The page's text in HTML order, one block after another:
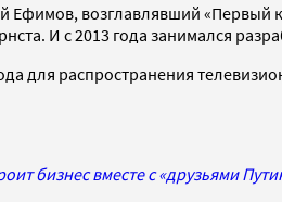
возглавлявший «Первый
И с 2013 года занимался
для распространения
бизнес вместе с «друзьями